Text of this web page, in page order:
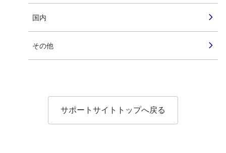
国内
その他
サポートサイトトップへ戻る